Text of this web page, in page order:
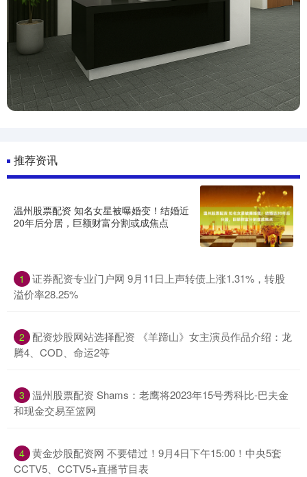
推荐资讯
温州股票配资 知名女星被曝婚变！结婚近
20年后分居，巨额财富分割或成焦点
1
证券配资专业门户网 9月11日上声转债上涨1.31%，转股
溢价率28.25%
2 配资炒股网站选择配资 《羊蹄山》女主演员作品介绍：龙
腾4、COD、命运2等
3 温州股票配资 Shams：老鹰将2023年15号秀科比-巴夫金
和现金交易至篮网
4 黄金炒股配资网 不要错过！9月4日下午15:00！中央5套
CCTV5、CCTV5+直播节目表